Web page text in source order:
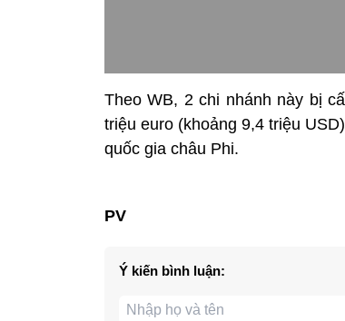
Theo WB, 2 chi nhánh này bị
triệu euro (khoảng 9,4 triệu
quốc gia châu Phi.
PV
Ý kiến bình luận: